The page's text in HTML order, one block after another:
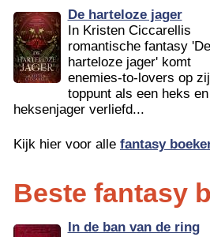
De harteloze jager
In Kristen Ciccarellis
romantische fantasy 'De
harteloze jager' komt
enemies-to-lovers op
toppunt als een heks en
heksenjager verliefd...
Kijk hier voor alle fantasy
Beste fantasy
In de ban van de ring